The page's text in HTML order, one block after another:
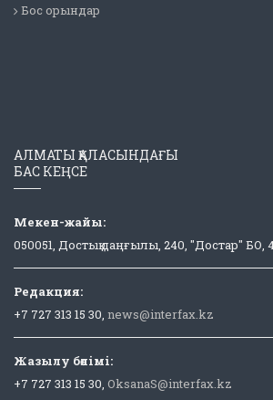
Бос орындар
АЛМАТЫ ҚАЛАСЫНДАҒЫ
БАС КЕҢСЕ
Мекен-жайы:
050051, Достық даңғылы, 240, "Достар" БО,
Редакция:
+7 727 313 15 30, news@interfax.kz
Жазылу бөлімі:
+7 727 313 15 30, OksanaS@interfax.kz